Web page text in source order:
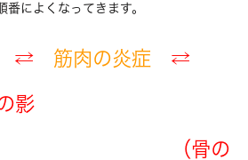
によくなってきます。
⇄ 筋肉の炎症 ⇄
影
骨の